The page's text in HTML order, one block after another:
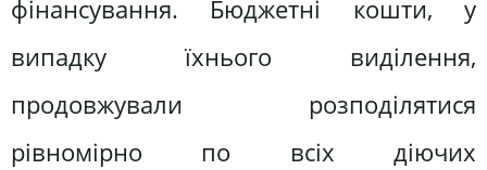
фінансування. Бюджетні кошти, у
випадку їхнього виділення,
продовжували розподілятися
рівномірно по всіх діючих